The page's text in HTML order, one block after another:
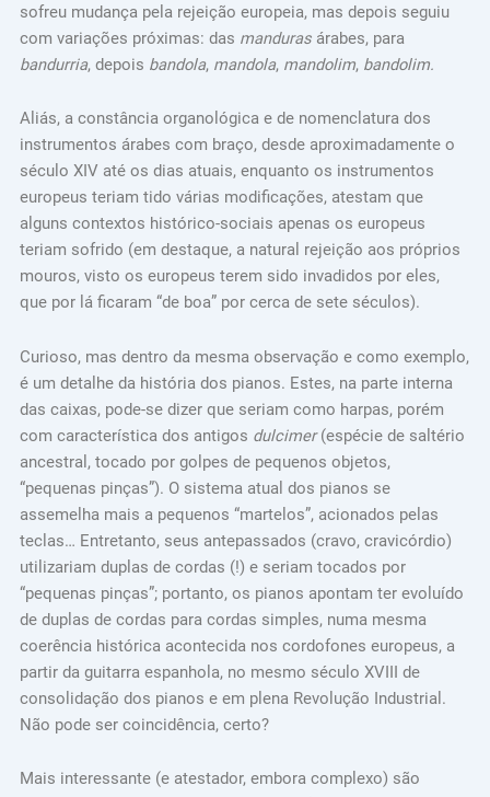
sofreu mudança pela rejeição europeia, mas depois seguiu
com variações próximas: das mandurasárabes, para
bandurria, depois bandola, mandola, mandolim, bandolim.
Aliás, a constância organológica e de nomenclatura dos
instrumentos árabes com braço, desde aproximadamente o
século XIV até os dias atuais, enquanto os instrumentos
europeus teriam tido várias modificações, atestam que
alguns contextos histórico-sociais apenas os europeus
teriam sofrido (em destaque, a natural rejeição aos próprios
mouros, visto os europeus terem sido invadidos por eles,
que por lá ficaram “de boa” por cerca de sete séculos).
Curioso, mas dentro da mesma observação e como exemplo,
é um detalhe da história dos pianos. Estes, na parte interna
das caixas, pode-se dizer que seriam como harpas, porém
com característica dos antigos dulcimer(espécie de saltério
ancestral, tocado por golpes de pequenos objetos,
“pequenas pinças”). O sistema atual dos pianos se
assemelha mais a pequenos “martelos”, acionados pelas
teclas… Entretanto, seus antepassados (cravo, cravicórdio)
utilizariam duplas de cordas (!) e seriam tocados por
“pequenas pinças”; portanto, os pianos apontam ter evoluído
de duplas de cordas para cordas simples, numa mesma
coerência histórica acontecida nos cordofones europeus, a
partir da guitarra espanhola, no mesmo século XVIII de
consolidação dos pianos e em plena Revolução Industrial.
Não pode ser coincidência, certo?
Mais interessante (e atestador, embora complexo) são